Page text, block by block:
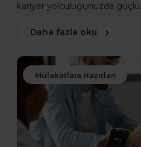
kariyer yolculuğunuzda güçlü
Daha fazla oku
Mülakatlara Hazırlan